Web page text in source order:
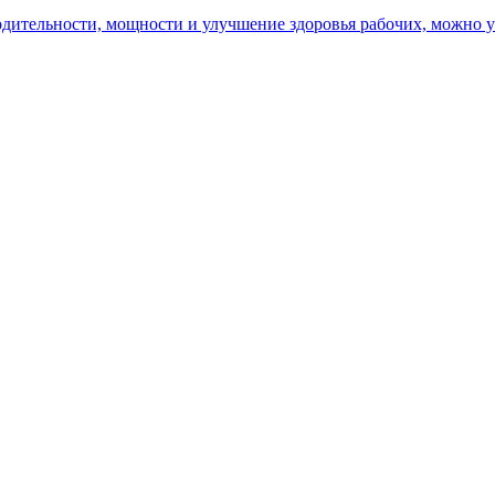
мощности и улучшение здоровья рабочих, можно